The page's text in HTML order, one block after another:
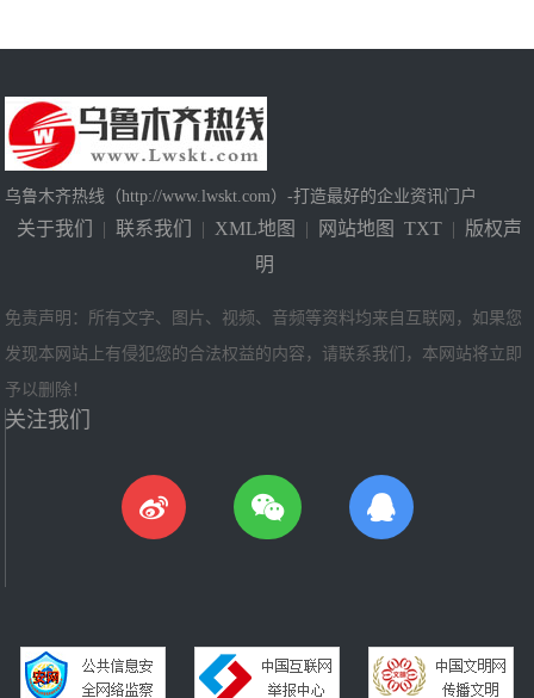
乌鲁木齐热线（http://www.lwskt.com）-打造最好的企业资讯门户
关于我们 | 联系我们 | XML地图 | 网站地图 TXT | 版权声
明
免责声明：所有文字、图片、视频、音频等资料均来自互联网，如果您
发现本网站上有侵犯您的合法权益的内容，请联系我们，本网站将立即
予以删除！
关注我们